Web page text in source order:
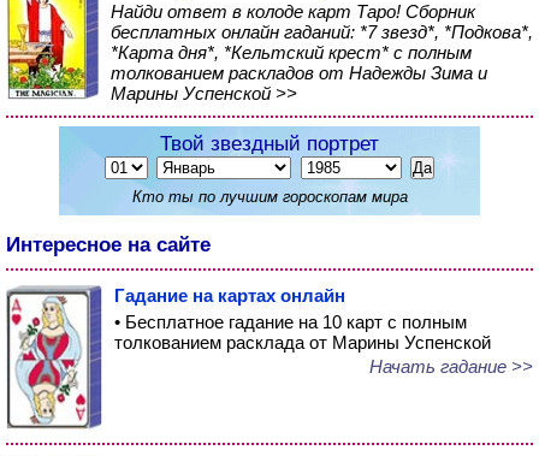
Найди ответ в колоде карт Таро! Сборник
бесплатных онлайн гаданий: *7 звезд*, *Подкова*,
*Карта дня*, *Кельтский крест* с полным
толкованием раскладов от Надежды Зима и
Марины Успенской >>
Твой звездный портрет
Кто ты по лучшим гороскопам мира
Интересное на сайте
Гадание на картах онлайн
• Бесплатное гадание на 10 карт с полным
толкованием расклада от Марины Успенской
Начать гадание >>